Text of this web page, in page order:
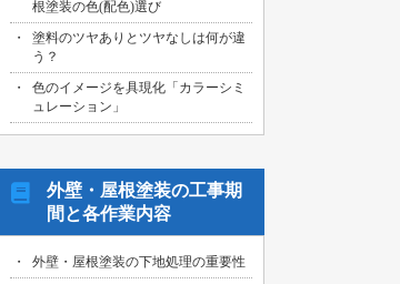
根塗装の色(配色)選び
塗料のツヤありとツヤなしは何が違
う？
色のイメージを具現化「カラーシミ
ュレーション」
外壁・屋根塗装の工事期
間と各作業内容
外壁・屋根塗装の下地処理の重要性